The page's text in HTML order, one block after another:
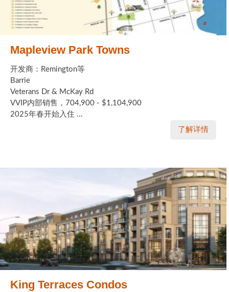
Mapleview Park Towns
开发商：Remington等
Barrie
Veterans Dr & McKay Rd
VVIP内部销售，704,900 - $1,104,900
2025年春开始入住 ...
了解详情
King Terraces Condos